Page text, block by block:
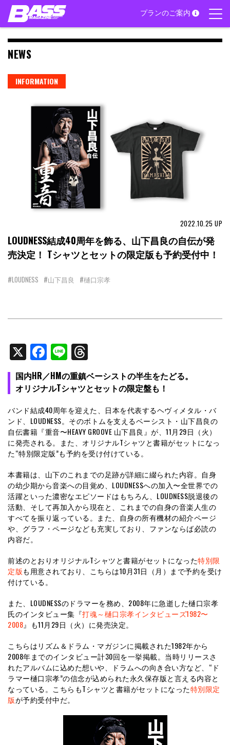
Skip
content
プランのご案内
NEWS
INFORMATION
2022.10.25 UP
LOUDNESS結成40周年を飾る、山下昌良の自伝が発
売決定！ Tシャツとセットの限定版も予約受付中！
#LOUDNESS #山下昌良 #樋口宗孝
X Facebook
Line
国内HR／HMの重鎮ベーシストの半生をたどる。
オリジナルTシャツとセットの限定盤も！
バンド結成40周年を迎えた、日本を代表するヘヴィメタル・バ
ンド、LOUDNESS。そのボトムを支えるベーシスト・山下昌良の
自伝書籍『重音〜HEAVY GROOVE 山下昌良』が、11月29日（火）
に発売される。また、オリジナルTシャツと書籍がセットになっ
た“特別限定版”も予約を受け付けている。
本書籍は、山下のこれまでの足跡が詳細に綴られた内容。自身
の幼少期から音楽への目覚め、LOUDNESSへの加入〜全世界での
活躍といった濃密なエピソードはもちろん、LOUDNESS脱退後の
活動、そして再加入から現在と、これまでの自身の音楽人生の
すべてを振り返っている。また、自身の所有機材の紹介ページ
や、グラフ・ページなども充実しており、ファンならば必読の
内容だ。
前述のとおりオリジナルTシャツと書籍がセットになった特別限
定版も用意されており、こちらは10月31日（月）まで予約を受け
付けている。
また、LOUDNESSのドラマーを務め、2008年に急逝した樋口宗孝
氏のインタビュー集『打魂～樋口宗孝インタビューズ1982〜
2008』も11月29日（火）に発売決定。
こちらはリズム＆ドラム・マガジンに掲載された1982年から
2008年までのインタビュー計30回を一挙掲載。当時リリースさ
れたアルバムに込めた想いや、ドラムへの向き合い方など、“ド
ラマー樋口宗孝”の信念が込められた永久保存版と言える内容と
なっている。こちらもTシャツと書籍がセットになった特別限定
版が予約受付中だ。